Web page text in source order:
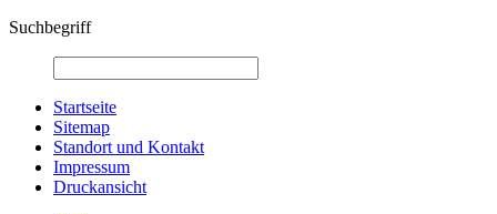
Suchbegriff
Startseite
Sitemap
Standort und Kontakt
Impressum
Druckansicht